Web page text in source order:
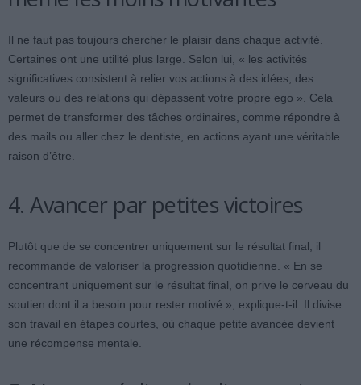
Il ne faut pas toujours chercher le plaisir dans chaque activité.
Certaines ont une utilité plus large. Selon lui, « les activités
significatives consistent à relier vos actions à des idées, des
valeurs ou des relations qui dépassent votre propre ego ». Cela
permet de transformer des tâches ordinaires, comme répondre à
des mails ou aller chez le dentiste, en actions ayant une véritable
raison d’être.
4. Avancer par petites victoires
Plutôt que de se concentrer uniquement sur le résultat final, il
recommande de valoriser la progression quotidienne. « En se
concentrant uniquement sur le résultat final, on prive le cerveau du
soutien dont il a besoin pour rester motivé », explique-t-il. Il divise
son travail en étapes courtes, où chaque petite avancée devient
une récompense mentale.